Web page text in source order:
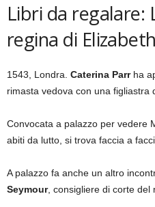
Libri da regalare:
regina di
1543, Londra. Caterina Parrha
rimasta vedova con una figliastra
Convocata a palazzo per vedere
abiti da lutto, si trova faccia a
A palazzo fa anche un altro
Seymour, consigliere di corte del